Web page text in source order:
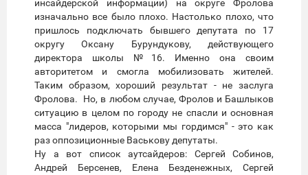
инсайдерской информации) на округе Фролова
изначально все было плохо. Настолько плохо, что
пришлось подключать бывшего депутата по 17
округу Оксану Бурундукову, действующего
директора школы №16. Именно она своим
авторитетом и смогла мобилизовать жителей.
Таким образом, хороший результат - не заслуга
Фролова. Но, в любом случае, Фролов и Башлыков
ситуацию в целом по городу не спасли и основная
масса "лидеров, которыми мы гордимся" - это как
раз оппозиционные Васькову депутаты.
Ну а вот список аутсайдеров: Сергей Собинов,
Андрей Берсенев, Елена Безденежных, Сергей